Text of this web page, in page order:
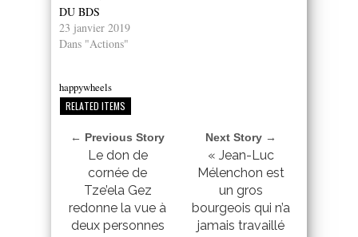
DU BDS
23 janvier 2019
Dans "Actions"
happywheels
RELATED ITEMS
← Previous Story
Le don de
cornée de
Tze’ela Gez
redonne la vue à
deux personnes
Next Story →
« Jean-Luc
Mélenchon est
un gros
bourgeois qui n’a
jamais travaillé